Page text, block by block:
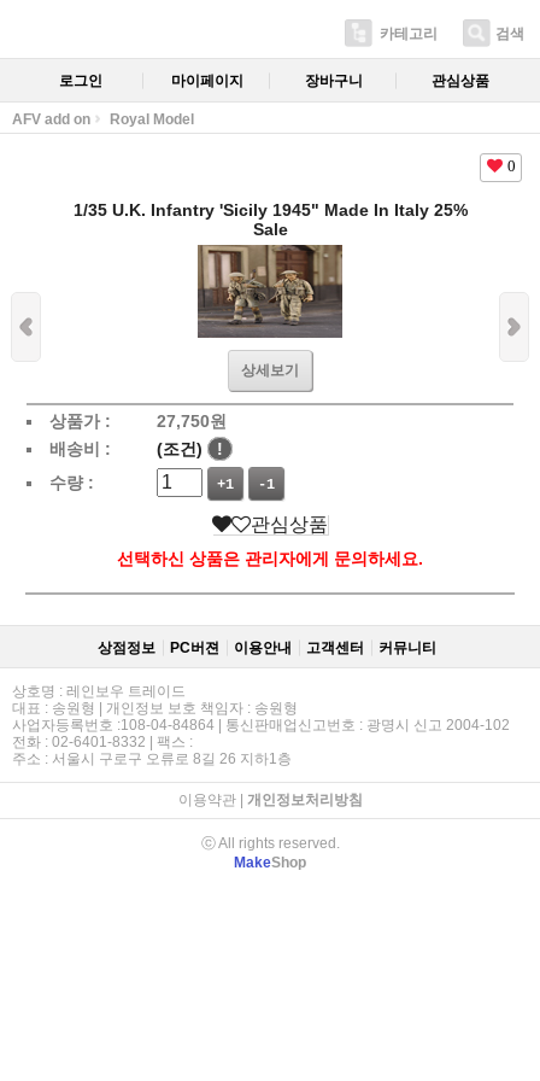
카테고리 검색
로그인 마이페이지 장바구니 관심상품
AFV add on Royal Model
0
1/35 U.K. Infantry 'Sicily 1945" Made In Italy 25%
Sale
상세보기
상품가 : 27,750원
배송비 :
(조건)
!
수량 :
+1 -1
관심상품
선택하신 상품은 관리자에게 문의하세요.
상점정보 PC버젼 이용안내 고객센터 커뮤니티
상호명 : 레인보우 트레이드
대표 : 송원형 | 개인정보 보호 책임자 : 송원형
사업자등록번호 :108-04-84864 | 통신판매업신고번호 : 광명시 신고 2004-102
전화 : 02-6401-8332 | 팩스 :
주소 : 서울시 구로구 오류로 8길 26 지하1층
이용약관| 개인정보처리방침
ⓒ All rights reserved.
MakeShop